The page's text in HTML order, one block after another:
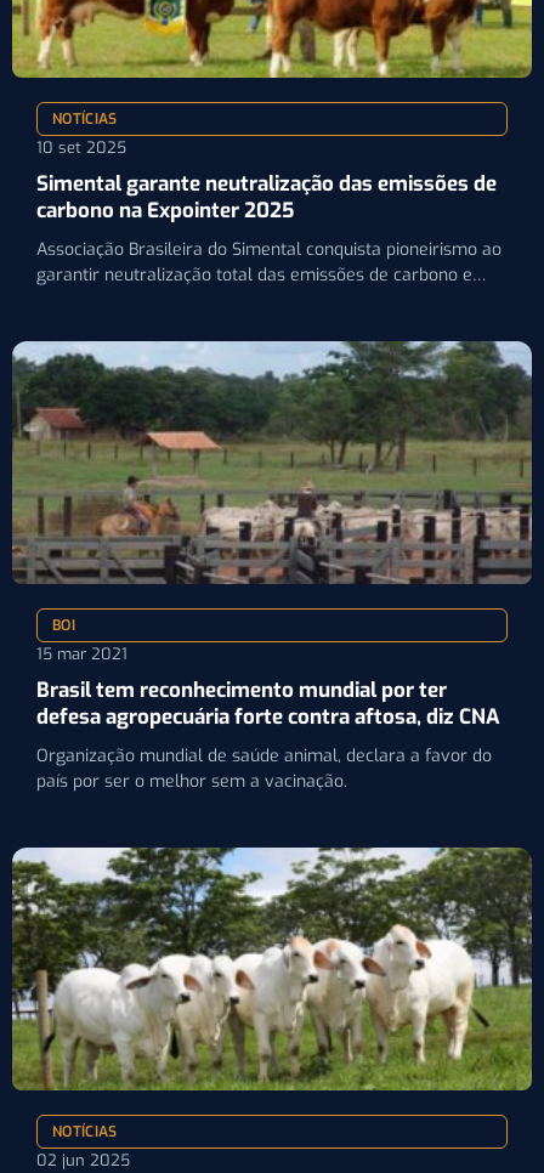
NOTÍCIAS
10 set 2025
Simental garante neutralização das emissões de
carbono na Expointer 2025
Associação Brasileira do Simental conquista pioneirismo ao
garantir neutralização total das emissões de carbono e
BOI
15 mar 2021
Brasil tem reconhecimento mundial por ter
defesa agropecuária forte contra aftosa, diz CNA
Organização mundial de saúde animal, declara a favor do
país por ser o melhor sem a vacinação.
NOTÍCIAS
02 jun 2025